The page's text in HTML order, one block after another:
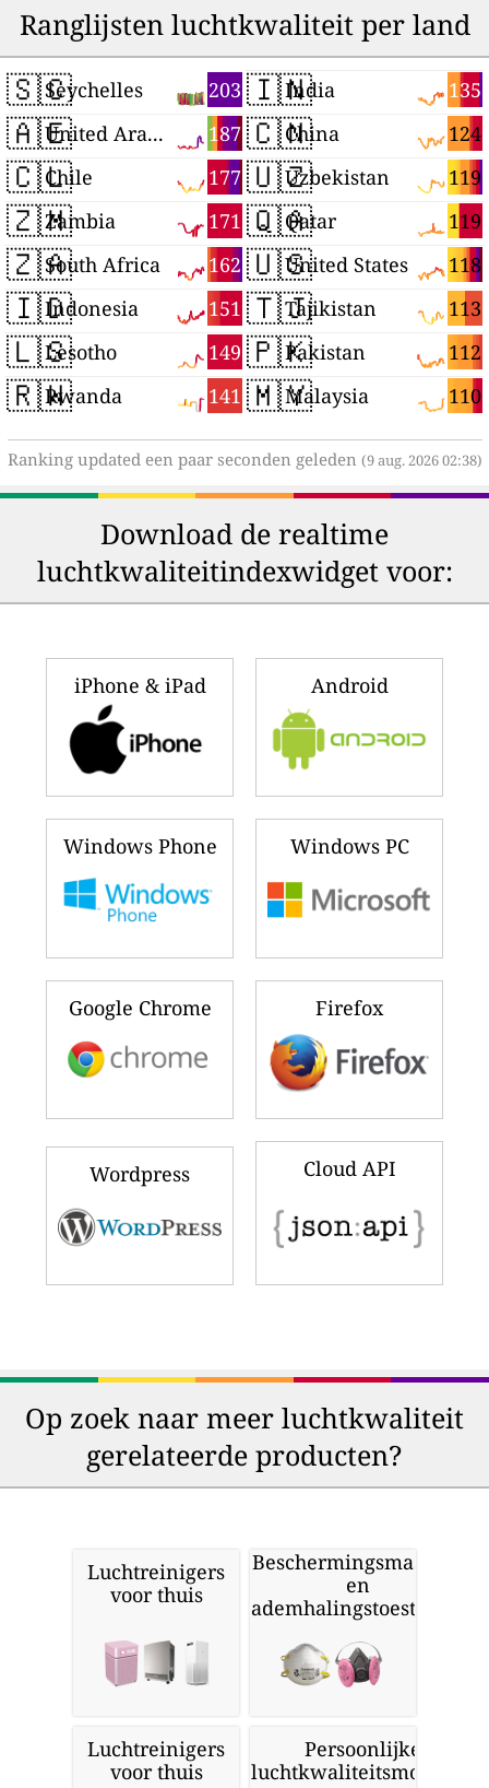
Ranglijsten luchtkwaliteit per land
🇸🇨 203
Seychelles
🇦🇪 187
United Arab Emirates
🇨🇱 177
Chile
🇿🇲 171
Zambia
🇿🇦 162
South Africa
🇮🇩 151
Indonesia
🇱🇸 149
Lesotho
🇷🇼 141
Rwanda
🇮🇳 135
India
🇨🇳 124
China
🇺🇿 119
Uzbekistan
🇶🇦 119
Qatar
🇺🇸 118
United States
🇹🇯 113
Tajikistan
🇵🇰 112
Pakistan
🇲🇾 110
Malaysia
Ranking updated een paar seconden geleden (9 aug. 2026 02:38)
Download de realtime
luchtkwaliteitindexwidget voor:
iPhone & iPad Android
Windows Phone Windows PC
Google Chrome Firefox
Wordpress Cloud API
Op zoek naar meer luchtkwaliteit
gerelateerde producten?
Luchtreinigers
voor thuis
Beschermingsmaskers
en
ademhalingstoestellen
Luchtreinigers
voor thuis
Persoonlijke
luchtkwaliteitsmonitors